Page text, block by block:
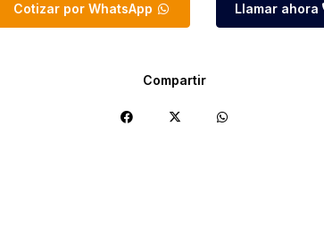
Cotizar por WhatsApp Llamar ahora
Compartir